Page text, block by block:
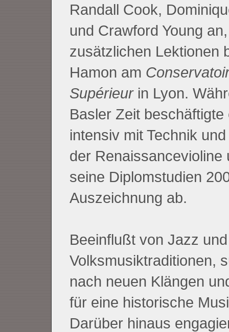
Randall Cook,
und Crawford Young
zusätzlichen Lektionen
Hamon am
Supérieurin Lyon.
Basler Zeit beschäftigte
intensiv mit Technik
der Renaissancevioline
seine Diplomstudien
Auszeichnung ab.
Beeinflußt von Jazz und
Volksmusiktraditionen,
nach neuen Klängen
für eine historische
Darüber hinaus